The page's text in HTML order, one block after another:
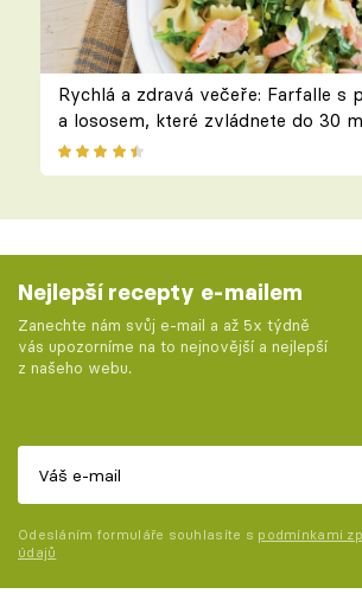
Rychlá a zdravá večeře: Farfalle s
a lososem, které zvládnete do 30
Nejlepší recepty e-mailem
Zanechte nám svůj e-mail a až 5x týdně
vás upozorníme na to nejnovější a nejlepší
z našeho webu.
Odesláním formuláře souhlasíte s podmínkami
údajů